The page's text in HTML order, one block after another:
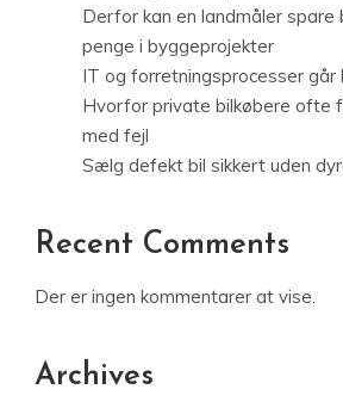
Derfor kan en landmåler spare
penge i byggeprojekter
IT og forretningsprocesser går
Hvorfor private bilkøbere ofte
med fejl
Sælg defekt bil sikkert uden
Recent Comments
Der er ingen kommentarer at vise.
Archives